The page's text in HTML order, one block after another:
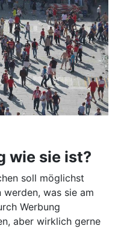
wie sie ist?
soll möglichst
was sie am
Werbung
aber wirklich gerne